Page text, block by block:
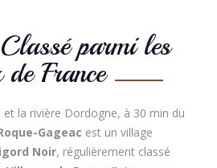
parmi les
France
et la rivière Dordogne, à 30 min du
Gageac est un village
Noir, régulièrement classé